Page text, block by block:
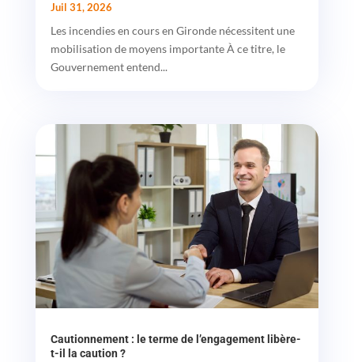
Juil 31, 2026
Les incendies en cours en Gironde nécessitent une
mobilisation de moyens importante À ce titre, le
Gouvernement entend...
Cautionnement : le terme de l’engagement libère-
t-il la caution ?